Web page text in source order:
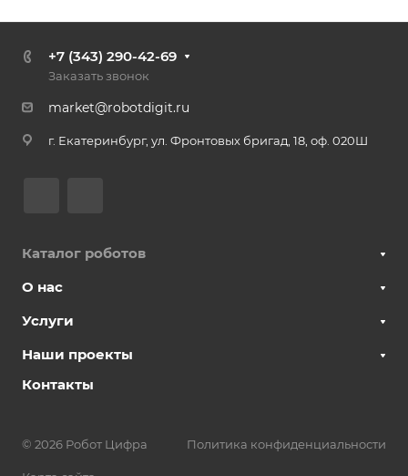
+7 (343) 290-42-69
Заказать звонок
market@robotdigit.ru
г. Екатеринбург, ул. Фронтовых бригад, 18, оф. 020Ш
Каталог роботов
О нас
Услуги
Наши проекты
Контакты
© 2026 Робот Цифра Политика конфиденциальности